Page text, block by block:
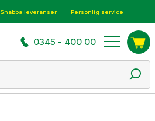
Snabba leveranser Personlig service
0345 - 400 00